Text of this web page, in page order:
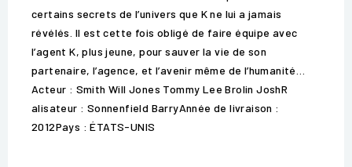
certains secrets de l’univers que K ne lui a jamais
révélés. Il est cette fois obligé de faire équipe avec
l’agent K, plus jeune, pour sauver la vie de son
partenaire, l’agence, et l’avenir même de l’humanité…
Acteur : Smith Will Jones Tommy Lee Brolin JoshR
alisateur : Sonnenfield BarryAnnée de livraison :
2012Pays : ÉTATS-UNIS